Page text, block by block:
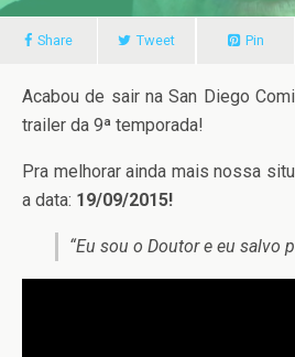
Share Tweet Pin
Acabou de sair na San Diego
trailer da 9ª temporada!
Pra melhorar ainda mais nossa
a data: 19/09/2015!
“Eu sou o Doutor e eu salvo